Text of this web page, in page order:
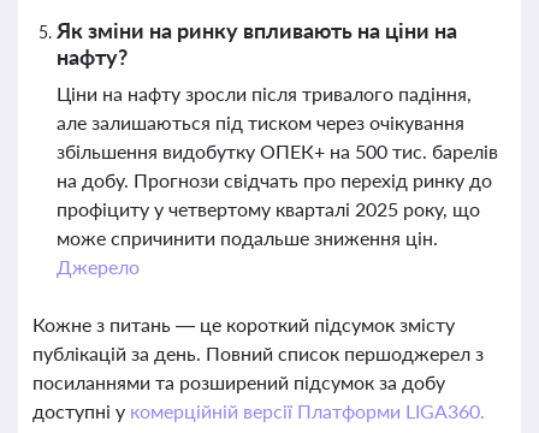
Як зміни на ринку впливають на ціни на
нафту?
Ціни на нафту зросли після тривалого падіння,
але залишаються під тиском через очікування
збільшення видобутку ОПЕК+ на 500 тис. барелів
на добу. Прогнози свідчать про перехід ринку до
профіциту у четвертому кварталі 2025 року, що
може спричинити подальше зниження цін.
Джерело
Кожне з питань — це короткий підсумок змісту
публікацій за день. Повний список першоджерел з
посиланнями та розширений підсумок за добу
доступні у комерційній версії Платформи LIGA360.